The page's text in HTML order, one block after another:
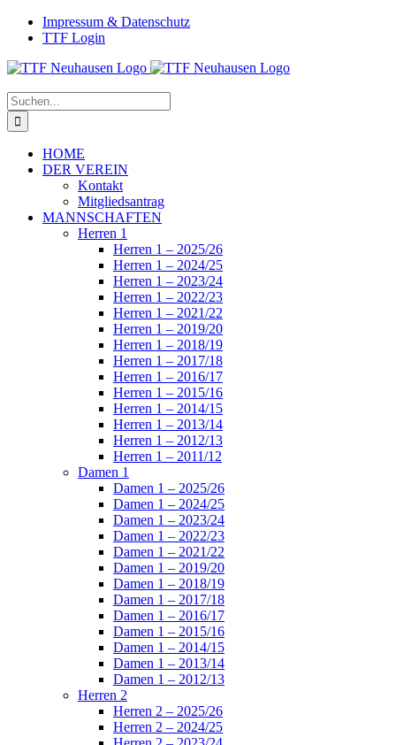
Zum
Inhalt
Facebook
InstagramImpressum & Datenschutz
TTF Login
Suche
nach:
HOME
DER VEREIN
Kontakt
Mitgliedsantrag
MANNSCHAFTEN
Herren 1
Herren 1 – 2025/26
Herren 1 – 2024/25
Herren 1 – 2023/24
Herren 1 – 2022/23
Herren 1 – 2021/22
Herren 1 – 2019/20
Herren 1 – 2018/19
Herren 1 – 2017/18
Herren 1 – 2016/17
Herren 1 – 2015/16
Herren 1 – 2014/15
Herren 1 – 2013/14
Herren 1 – 2012/13
Herren 1 – 2011/12
Damen 1
Damen 1 – 2025/26
Damen 1 – 2024/25
Damen 1 – 2023/24
Damen 1 – 2022/23
Damen 1 – 2021/22
Damen 1 – 2019/20
Damen 1 – 2018/19
Damen 1 – 2017/18
Damen 1 – 2016/17
Damen 1 – 2015/16
Damen 1 – 2014/15
Damen 1 – 2013/14
Damen 1 – 2012/13
Herren 2
Herren 2 – 2025/26
Herren 2 – 2024/25